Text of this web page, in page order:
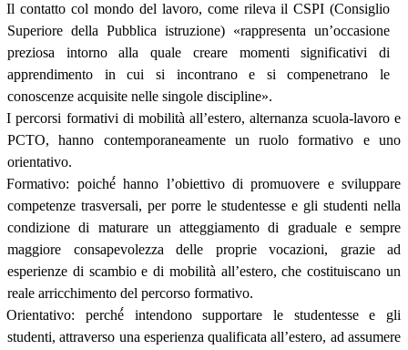
Il contatto col mondo del lavoro, come rileva il CSPI (Consiglio
Superiore della Pubblica istruzione) «rappresenta un’occasione
preziosa intorno alla quale creare momenti significativi di
apprendimento in cui si incontrano e si compenetrano le
conoscenze acquisite nelle singole discipline».
I percorsi formativi di mobilità all’estero, alternanza scuola-lavoro e
PCTO, hanno contemporaneamente un ruolo formativo e uno
orientativo.
Formativo: poiché́ hanno l’obiettivo di promuovere e sviluppare
competenze trasversali, per porre le studentesse e gli studenti nella
condizione di maturare un atteggiamento di graduale e sempre
maggiore consapevolezza delle proprie vocazioni, grazie ad
esperienze di scambio e di mobilità all’estero, che costituiscano un
reale arricchimento del percorso formativo.
Orientativo: perché́ intendono supportare le studentesse e gli
studenti, attraverso una esperienza qualificata all’estero, ad assumere